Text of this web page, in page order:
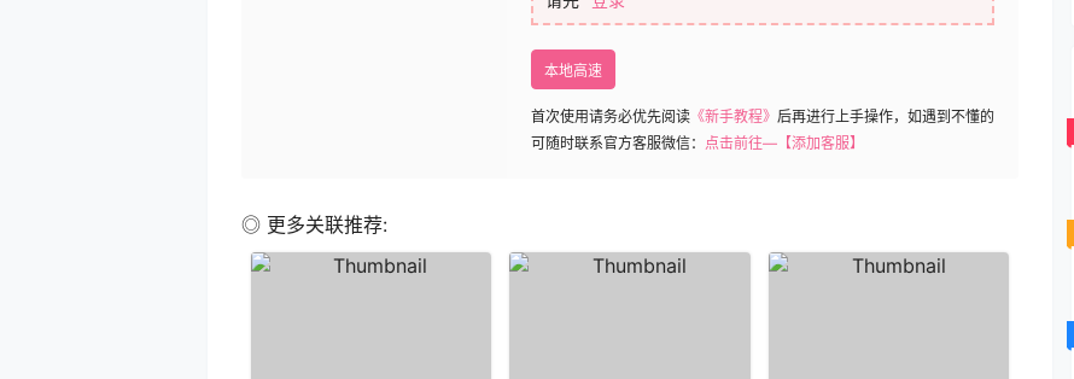
本地高速
首次使用请务必优先阅读 《新手教程》 后再进行上手操作，如遇到不懂的
可随时联系官方客服微信： 点击前往—【添加客服】
◎ 更多关联推荐: